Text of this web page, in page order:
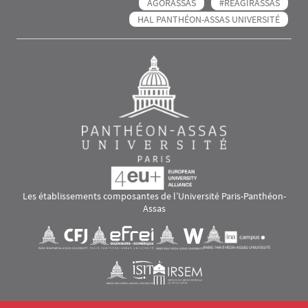
AGORASSAS
#RÉAGIRASSAS
HAL PANTHÉON-ASSAS UNIVERSITÉ
Les établissements composantes de l’Université Paris-Panthéon-
Assas
Visuel svgVisuel svg Visuel svgVisuel svg
Visuel svgVisuel svg